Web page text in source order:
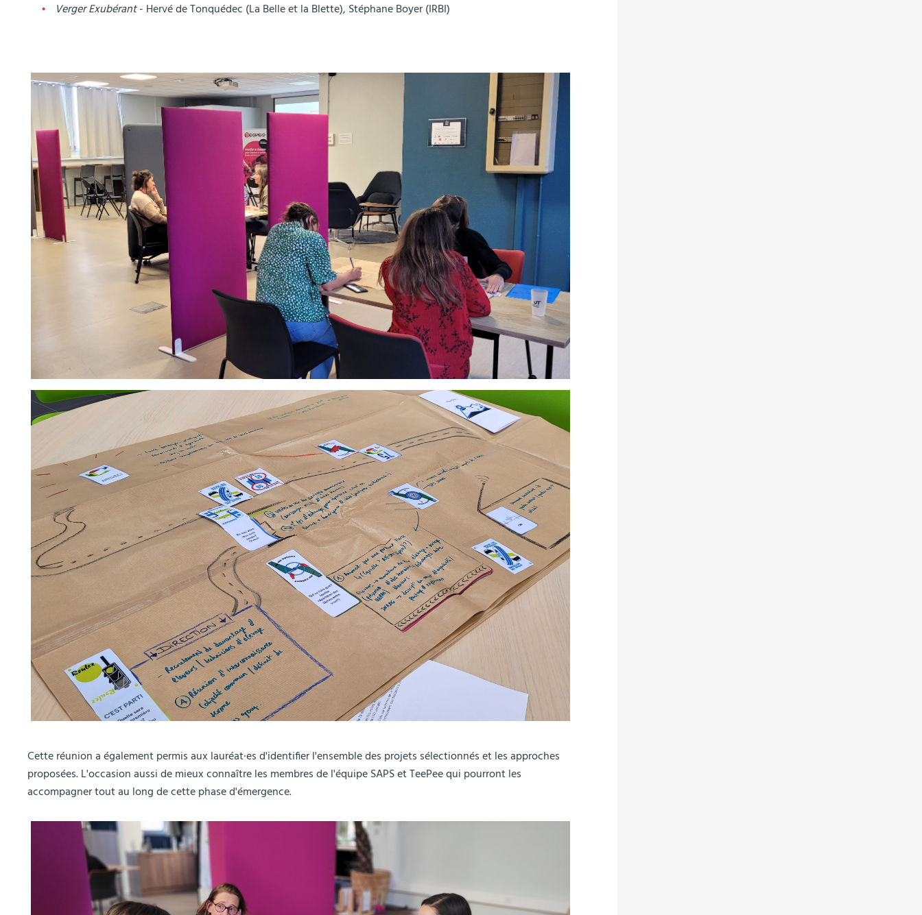
Verger Exubérant- Hervé de Tonquédec (La Belle et la Blette), Stéphane Boyer (IRBI)
Cette réunion a également permis aux lauréat·es d'identifier l'ensemble des projets sélectionnés et les approches
proposées. L'occasion aussi de mieux connaître les membres de l'équipe SAPS et TeePee qui pourront les
accompagner tout au long de cette phase d'émergence.